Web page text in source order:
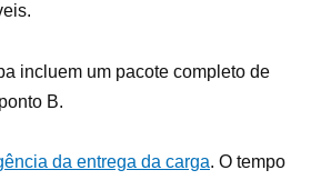
incluem um pacote completo de
B.
da entrega da carga. O tempo